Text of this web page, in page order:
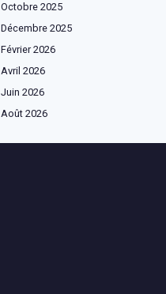
Octobre 2025
Décembre 2025
Février 2026
Avril 2026
Juin 2026
Août 2026